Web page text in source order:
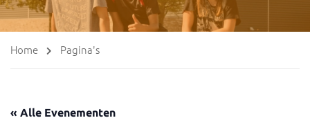
Home Pagina's
« Alle Evenementen